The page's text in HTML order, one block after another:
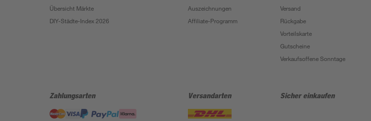
Übersicht Märkte
DIY-Städte-Index 2026
Auszeichnungen
Affiliate-Programm
Versand
Rückgabe
Vorteilskarte
Gutscheine
Verkaufsoffene Sonntage
Zahlungsarten Versandarten Sicher einkaufen